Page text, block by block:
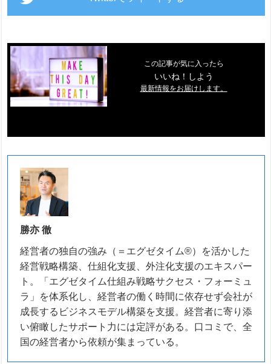
この記事が気に入ったら
いいね！しよう
最新情報をお届けします。
勝亦 徹
経営者の独自の強み（＝エグゼタイム®）を活かした
経営戦略構築、仕組化支援、外注化支援のエキスパー
ト。「エグゼタイム仕組み戦略サクセス・フォーミュ
ラ」を体系化し、経営者の働く時間に依存せず会社が
成長するビジネスモデル構築を支援。経営者に寄り添
い俯瞰したサポート力には定評がある。口コミで、全
国の経営者から依頼が集まっている。